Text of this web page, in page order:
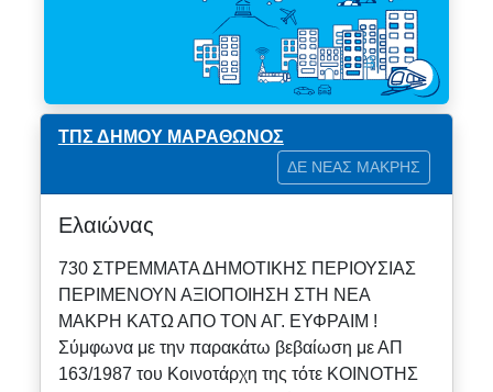
ΤΠΣ ΔΗΜΟΥ ΜΑΡΑΘΩΝΟΣ
ΔΕ ΝΕΑΣ ΜΑΚΡΗΣ
Ελαιώνας
730 ΣΤΡΕΜΜΑΤΑ ΔΗΜΟΤΙΚΗΣ ΠΕΡΙΟΥΣΙΑΣ
ΠΕΡΙΜΕΝΟΥΝ ΑΞΙΟΠΟΙΗΣΗ ΣΤΗ ΝΕΑ
ΜΑΚΡΗ ΚΑΤΩ ΑΠΟ ΤΟΝ ΑΓ. ΕΥΦΡΑΙΜ !
Σύμφωνα με την παρακάτω βεβαίωση με ΑΠ
163/1987 του Κοινοτάρχη της τότε ΚΟΙΝΟΤΗΣ